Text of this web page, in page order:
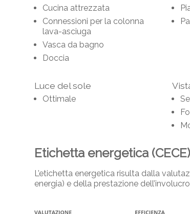
Cucina attrezzata
Connessioni per la colonna
lava-asciuga
Vasca da bagno
Doccia
Luce del sole
Ottimale
Etichetta energetica (CECE)
L’etichetta energetica risulta dalla
energia) e della prestazione